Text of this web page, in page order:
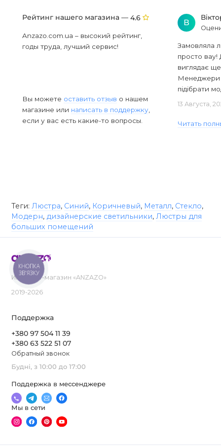
Рейтинг нашего магазина — 4.6
Anzazo.com.ua – высокий рейтинг,
годы труда, лучший сервис!
Вы можете оставить отзыв о нашем
магазине или написать в поддержку
если у вас есть какие-то вопросы.
В
Замовляла
просто вау!
виглядає
Менеджери
підібрати
13 Августа,
Читать
Теги: Люстра, Синий, Коричневый, Металл, Стекло,
Модерн, дизайнерские светильники, Люстры для
больших помещений
Интернет-магазин «ANZAZO»
2019-2026
Поддержка
+380 97 504 11 39
+380 63 522 51 07
Обратный звонок
Будні, з 10:00 до 17:00
Поддержка в мессенджере
Мы в сети
КНОПКА
ЗВ'ЯЗКУ